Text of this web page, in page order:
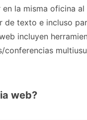
la misma oficina
texto e incluso
incluyen
web?